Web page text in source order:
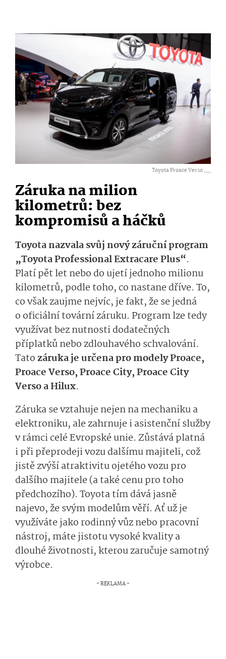
Toyota Proace Verso ,...
Záruka na milion
kilometrů: bez
kompromisů a háčků
Toyota nazvala svůj nový záruční program
„Toyota Professional Extracare Plus“.
Platí pět let nebo do ujetí jednoho milionu
kilometrů, podle toho, co nastane dříve. To,
co však zaujme nejvíc, je fakt, že se jedná
o oficiální tovární záruku. Program lze tedy
využívat bez nutnosti dodatečných
příplatků nebo zdlouhavého schvalování.
Tatozáruka je určena pro modely Proace,
Proace Verso, Proace City, Proace City
Verso a Hilux.
Záruka se vztahuje nejen na mechaniku a
elektroniku, ale zahrnuje i asistenční služby
v rámci celé Evropské unie. Zůstává platná
i při přeprodeji vozu dalšímu majiteli, což
jistě zvýší atraktivitu ojetého vozu pro
dalšího majitele (a také cenu pro toho
předchozího). Toyota tím dává jasně
najevo, že svým modelům věří. Ať už je
využíváte jako rodinný vůz nebo pracovní
nástroj, máte jistotu vysoké kvality a
dlouhé životnosti, kterou zaručuje samotný
výrobce.